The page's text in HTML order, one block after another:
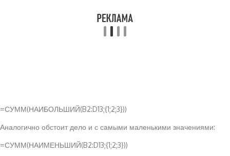
=СУММ(НАИБОЛЬШИЙ(B2:D13;{1;2;3}))
Аналогично обстоит дело и с самыми маленькими значениями:
=СУММ(НАИМЕНЬШИЙ(B2:D13;{1;2;3}))